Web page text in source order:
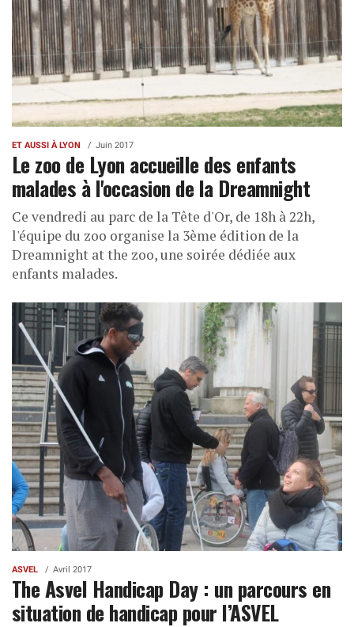
ET AUSSI À LYON Juin 2017
Le zoo de Lyon accueille des enfants
malades à l'occasion de la Dreamnight
Ce vendredi au parc de la Tête d'Or, de 18h à 22h,
l'équipe du zoo organise la 3ème édition de la
Dreamnight at the zoo, une soirée dédiée aux
enfants malades.
ASVEL Avril 2017
The Asvel Handicap Day : un parcours en
situation de handicap pour l’ASVEL